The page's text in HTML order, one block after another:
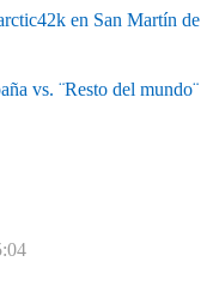
en San Martín de
vs. ¨Resto del mundo¨